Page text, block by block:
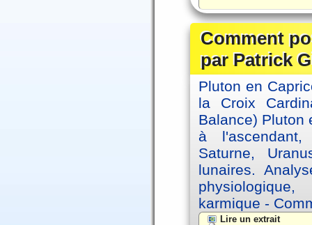
Comment
par Patrick
Pluton en
la Croix
Balance) Pluton
à
Saturne,
lunaires.
karmique -
Lire un extrait